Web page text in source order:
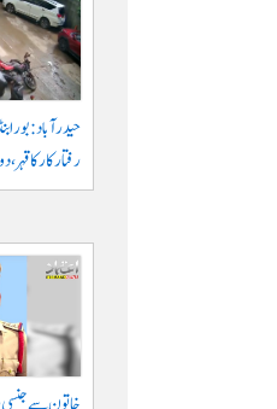
حیدرآباد:
رفتار کار کا